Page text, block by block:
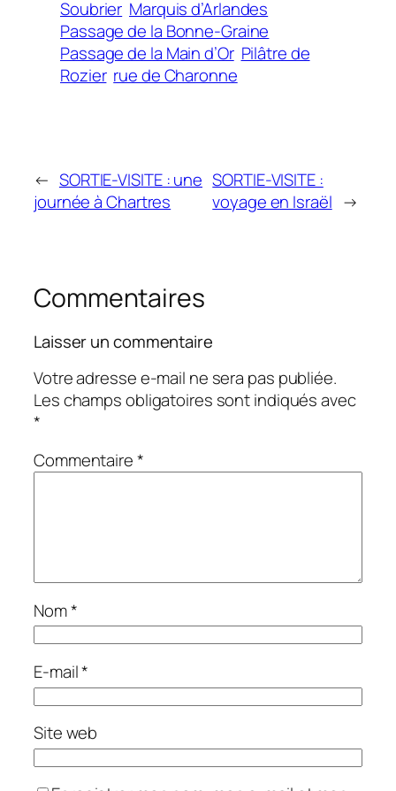
Soubrier Marquis d’Arlandes
Passage de la Bonne-Graine
Passage de la Main d’Or Pilâtre de
Rozier rue de Charonne
← SORTIE-VISITE : une
journée à Chartres
SORTIE-VISITE :
voyage en Israël →
Commentaires
Laisser un commentaire
Votre adresse e-mail ne sera pas publiée.
Les champs obligatoires sont indiqués avec
*
Commentaire*
Nom*
E-mail*
Site web